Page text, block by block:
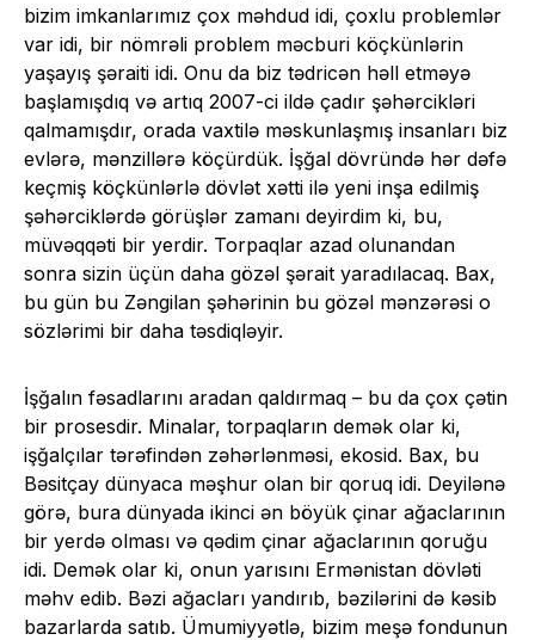
bizim imkanlarımız çox məhdud idi, çoxlu problemlər
var idi, bir nömrəli problem məcburi köçkünlərin
yaşayış şəraiti idi. Onu da biz tədricən həll etməyə
başlamışdıq və artıq 2007-ci ildə çadır şəhərcikləri
qalmamışdır, orada vaxtilə məskunlaşmış insanları biz
evlərə, mənzillərə köçürdük. İşğal dövründə hər dəfə
keçmiş köçkünlərlə dövlət xətti ilə yeni inşa edilmiş
şəhərciklərdə görüşlər zamanı deyirdim ki, bu,
müvəqqəti bir yerdir. Torpaqlar azad olunandan
sonra sizin üçün daha gözəl şərait yaradılacaq. Bax,
bu gün bu Zəngilan şəhərinin bu gözəl mənzərəsi o
sözlərimi bir daha təsdiqləyir.
İşğalın fəsadlarını aradan qaldırmaq – bu da çox çətin
bir prosesdir. Minalar, torpaqların demək olar ki,
işğalçılar tərəfindən zəhərlənməsi, ekosid. Bax, bu
Bəsitçay dünyaca məşhur olan bir qoruq idi. Deyilənə
görə, bura dünyada ikinci ən böyük çinar ağaclarının
bir yerdə olması və qədim çinar ağaclarının qoruğu
idi. Demək olar ki, onun yarısını Ermənistan dövləti
məhv edib. Bəzi ağacları yandırıb, bəzilərini də kəsib
bazarlarda satıb. Ümumiyyətlə, bizim meşə fondunun